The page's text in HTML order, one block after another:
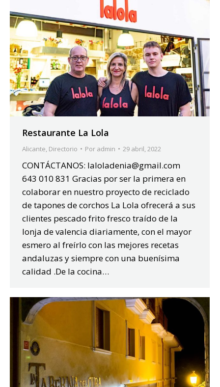
Restaurante La Lola
Alicante Directorio Por admin 29 abril, 2022
CONTÁCTANOS: laloladenia@gmail.com
643 010 831 Gracias por ser la primera en
colaborar en nuestro proyecto de reciclado
de tapones de corchos La Lola ofrecerá a sus
clientes pescado frito fresco traído de la
lonja de valencia diariamente, con el mayor
esmero al freírlo con las mejores recetas
andaluzas y siempre con una buenísima
calidad .De la cocina…